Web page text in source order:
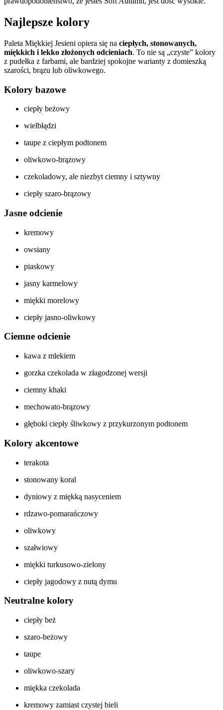
Najlepsze kolory
Paleta Miękkiej Jesieni opiera się na ciepłych, stonowanych,
miękkich i lekko złożonych odcieniach. To nie są „czyste” kolory
z pudełka z farbami, ale bardziej spokojne warianty z domieszką
szarości, brązu lub oliwkowego.
Kolory bazowe
ciepły beżowy
wielbłądzi
taupe z ciepłym podtonem
oliwkowo-brązowy
czekoladowy, ale niezbyt ciemny i sztywny
ciepły szaro-brązowy
Jasne odcienie
kremowy
owsiany
piaskowy
jasny karmelowy
miękki morelowy
ciepły jasno-oliwkowy
Ciemne odcienie
kawa z mlekiem
gorzka czekolada w złagodzonej wersji
ciemny khaki
mechowato-brązowy
głęboki ciepły śliwkowy z przykurzonym podtonem
Kolory akcentowe
terakota
stonowany koral
dyniowy z miękką nasyceniem
rdzawo-pomarańczowy
oliwkowy
szałwiowy
miękki turkusowo-zielony
ciepły jagodowy z nutą dymu
Neutralne kolory
ciepły beż
szaro-beżowy
taupe
oliwkowo-szary
miękka czekolada
kremowy zamiast czystej bieli